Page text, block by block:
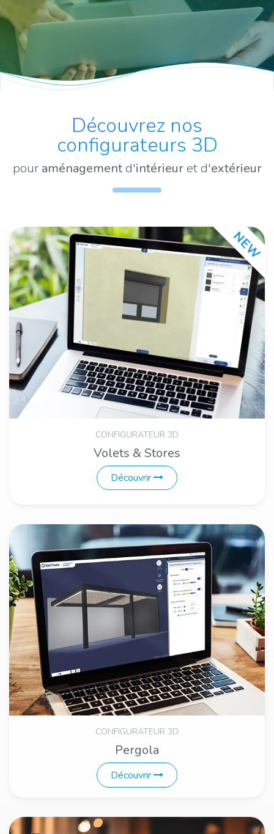
Découvrez nos
configurateurs 3D
pour aménagementd'intérieuret d'extérieur
CONFIGURATEUR 3D
Volets & Stores
Découvrir
CONFIGURATEUR 3D
Pergola
Découvrir